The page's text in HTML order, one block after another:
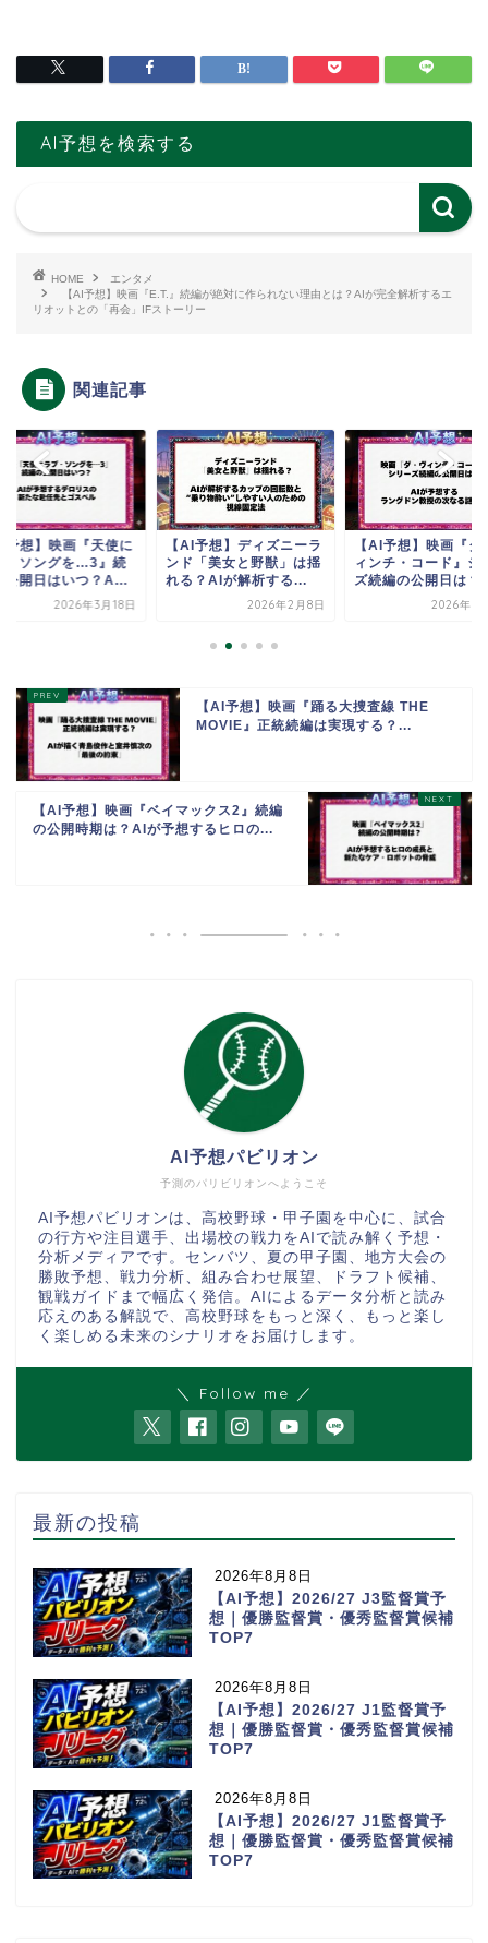
AI予想を検索する
HOME
エンタメ
【AI予想】映画『E.T.』続編が絶対に作られない理由とは？AIが完全解析するエ
リオットとの「再会」IFストーリー
関連記事
予想】映画『天使に
・ソングを…3』続
公開日はいつ？A...
2026年3月18日
【AI予想】ディズニーラ
ンド「美女と野獣」は揺
れる？AIが解析する...
2026年2月8日
【AI予想】映画『ダ
ィンチ・コード』シ
ズ続編の公開日は？
2026年3
【AI予想】映画『踊る大捜査線 THE
MOVIE』正統続編は実現する？...
【AI予想】映画『ベイマックス2』続編
の公開時期は？AIが予想するヒロの...
予測のパリビリオンへようこそ
AI予想パビリオン
AI予想パビリオンは、高校野球・甲子園を中心に、試合
の行方や注目選手、出場校の戦力をAIで読み解く予想・
分析メディアです。センバツ、夏の甲子園、地方大会の
勝敗予想、戦力分析、組み合わせ展望、ドラフト候補、
観戦ガイドまで幅広く発信。AIによるデータ分析と読み
応えのある解説で、高校野球をもっと深く、もっと楽し
く楽しめる未来のシナリオをお届けします。
＼ Follow me ／
最新の投稿
2026年8月8日
【AI予想】2026/27 J3監督賞予
想｜優勝監督賞・優秀監督賞候補
TOP7
2026年8月8日
【AI予想】2026/27 J1監督賞予
想｜優勝監督賞・優秀監督賞候補
TOP7
2026年8月8日
【AI予想】2026/27 J1監督賞予
想｜優勝監督賞・優秀監督賞候補
TOP7